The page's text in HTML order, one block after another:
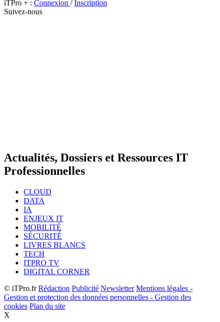
iTPro + : Connexion /Inscription
Suivez-nous
Actualités, Dossiers et Ressources IT
Professionnelles
CLOUD
DATA
IA
ENJEUX IT
MOBILITÉ
SÉCURITÉ
LIVRES BLANCS
TECH
ITPRO TV
DIGITAL CORNER
© iTPro.frRédaction Publicité Newsletter Mentions légales -
Gestion et protection des données personnelles - Gestion des
cookies Plan du site
X